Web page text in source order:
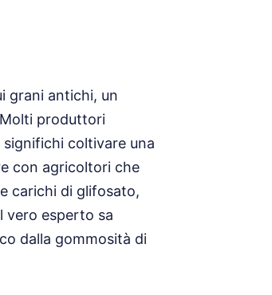
grani antichi, un
produttori
coltivare una
con agricoltori che
carichi di glifosato,
vero esperto sa
dalla gommosità di